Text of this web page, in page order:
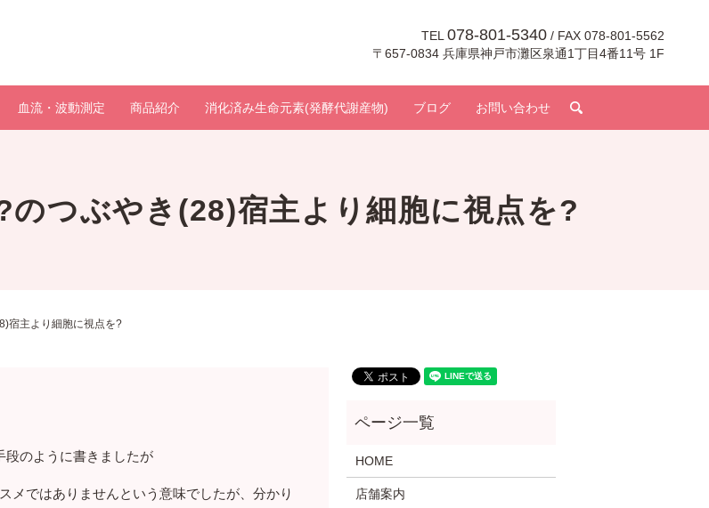
TEL 078-801-5340 / FAX 078-801-5562
〒657-0834 兵庫県神戸市灘区泉通1丁目4番11号 1F
血流・波動測定 商品紹介 消化済み生命元素(発酵代謝産物) ブログ お問い合わせ
つぶやき(28)宿主より細胞に視点を?
宿主より細胞に視点を?
段のように書きましたが
メではありませんという意味でしたが、分かり
HOME
店舗案内